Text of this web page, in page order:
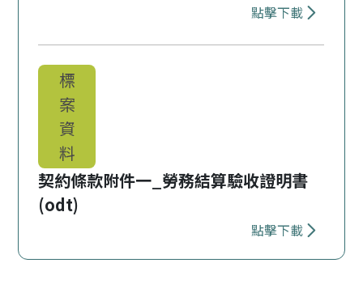
點擊下載
標
案
資
料
契約條款附件一_勞務結算驗收證明書
(odt)
點擊下載
下載 契約